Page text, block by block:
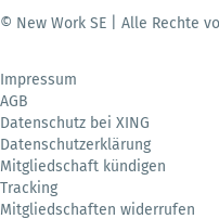
© New Work SE | Alle Rechte
Impressum
AGB
Datenschutz bei XING
Datenschutzerklärung
Mitgliedschaft kündigen
Tracking
Mitgliedschaften widerrufen